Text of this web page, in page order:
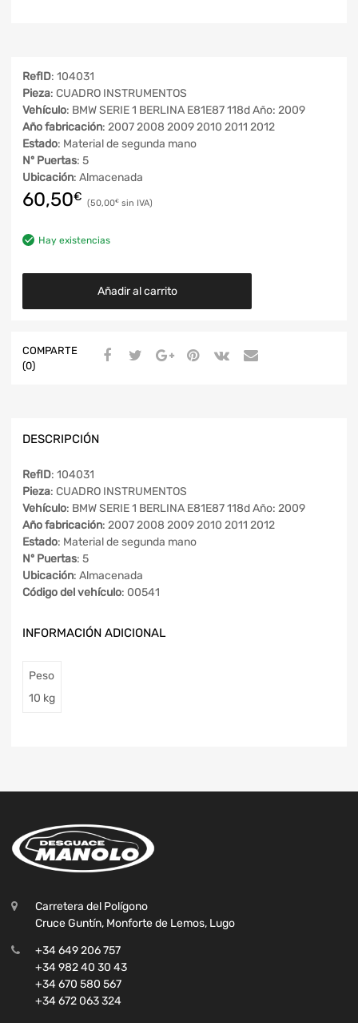
RefID: 104031
Pieza: CUADRO INSTRUMENTOS
Vehículo: BMW SERIE 1 BERLINA E81E87 118d Año: 2009
Año fabricación: 2007 2008 2009 2010 2011 2012
Estado: Material de segunda mano
Nº Puertas: 5
Ubicación: Almacenada
60,50€ 50,00€
Hay existencias
Añadir al carrito
COMPARTE
(0)
DESCRIPCIÓN
RefID: 104031
Pieza: CUADRO INSTRUMENTOS
Vehículo: BMW SERIE 1 BERLINA E81E87 118d Año: 2009
Año fabricación: 2007 2008 2009 2010 2011 2012
Estado: Material de segunda mano
Nº Puertas: 5
Ubicación: Almacenada
Código del vehículo: 00541
INFORMACIÓN ADICIONAL
Peso
10 kg
Carretera del Polígono
Cruce Guntín, Monforte de Lemos, Lugo
+34 649 206 757
+34 982 40 30 43
+34 670 580 567
+34 672 063 324